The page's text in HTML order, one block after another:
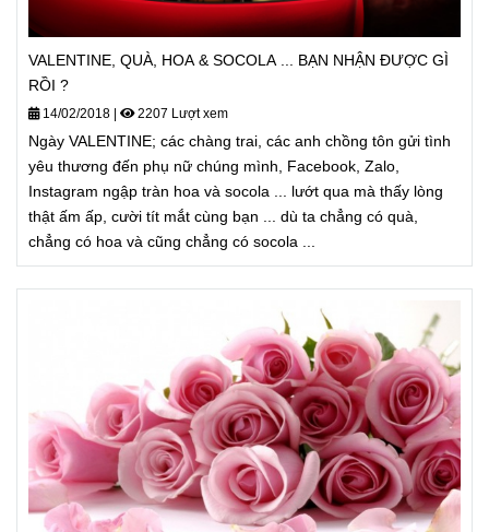
VALENTINE, QUÀ, HOA & SOCOLA ... BẠN NHẬN ĐƯỢC GÌ
RỒI ?
14/02/2018 | 2207 Lượt xem
Ngày VALENTINE; các chàng trai, các anh chồng tôn gửi tình
yêu thương đến phụ nữ chúng mình, Facebook, Zalo,
Instagram ngập tràn hoa và socola ... lướt qua mà thấy lòng
thật ấm ấp, cười tít mắt cùng bạn ... dù ta chẳng có quà,
chẳng có hoa và cũng chẳng có socola ...